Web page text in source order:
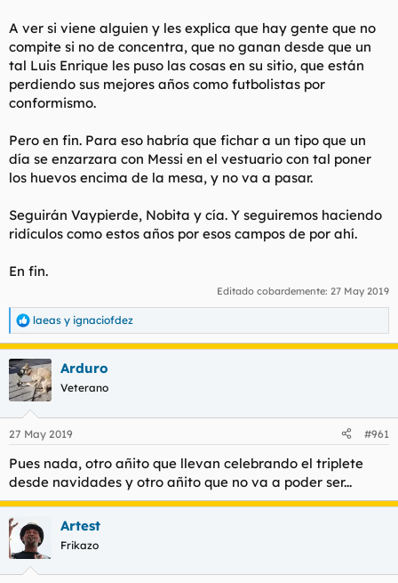
A ver si viene alguien y les explica que hay gente que no
compite si no de concentra, que no ganan desde que un
tal Luis Enrique les puso las cosas en su sitio, que están
perdiendo sus mejores años como futbolistas por
conformismo.
Pero en fin. Para eso habría que fichar a un tipo que un
día se enzarzara con Messi en el vestuario con tal poner
los huevos encima de la mesa, y no va a pasar.
Seguirán Vaypierde, Nobita y cía. Y seguiremos haciendo
ridículos como estos años por esos campos de por ahí.
En fin.
Editado cobardemente: 27 May 2019
R
e
a
c
c
i
e
:
laeas y ignaciofdez
Arduro
Veterano
27 May 2019 #961
Pues nada, otro añito que llevan celebrando el triplete
desde navidades y otro añito que no va a poder ser...
Artest
Frikazo